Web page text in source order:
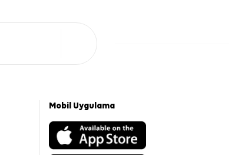
Mobil Uygulama